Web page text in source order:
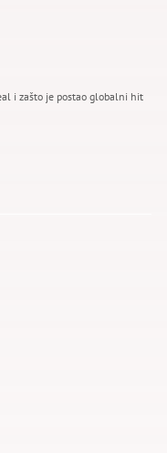
i zašto je postao globalni hit